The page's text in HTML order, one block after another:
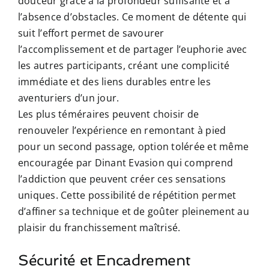
l’absence d’obstacles. Ce moment de détente qui
suit l’effort permet de savourer
l’accomplissement et de partager l’euphorie avec
les autres participants, créant une complicité
immédiate et des liens durables entre les
aventuriers d’un jour.
Les plus téméraires peuvent choisir de
renouveler l’expérience en remontant à pied
pour un second passage, option tolérée et même
encouragée par Dinant Evasion qui comprend
l’addiction que peuvent créer ces sensations
uniques. Cette possibilité de répétition permet
d’affiner sa technique et de goûter pleinement au
plaisir du franchissement maîtrisé.
Sécurité et Encadrement